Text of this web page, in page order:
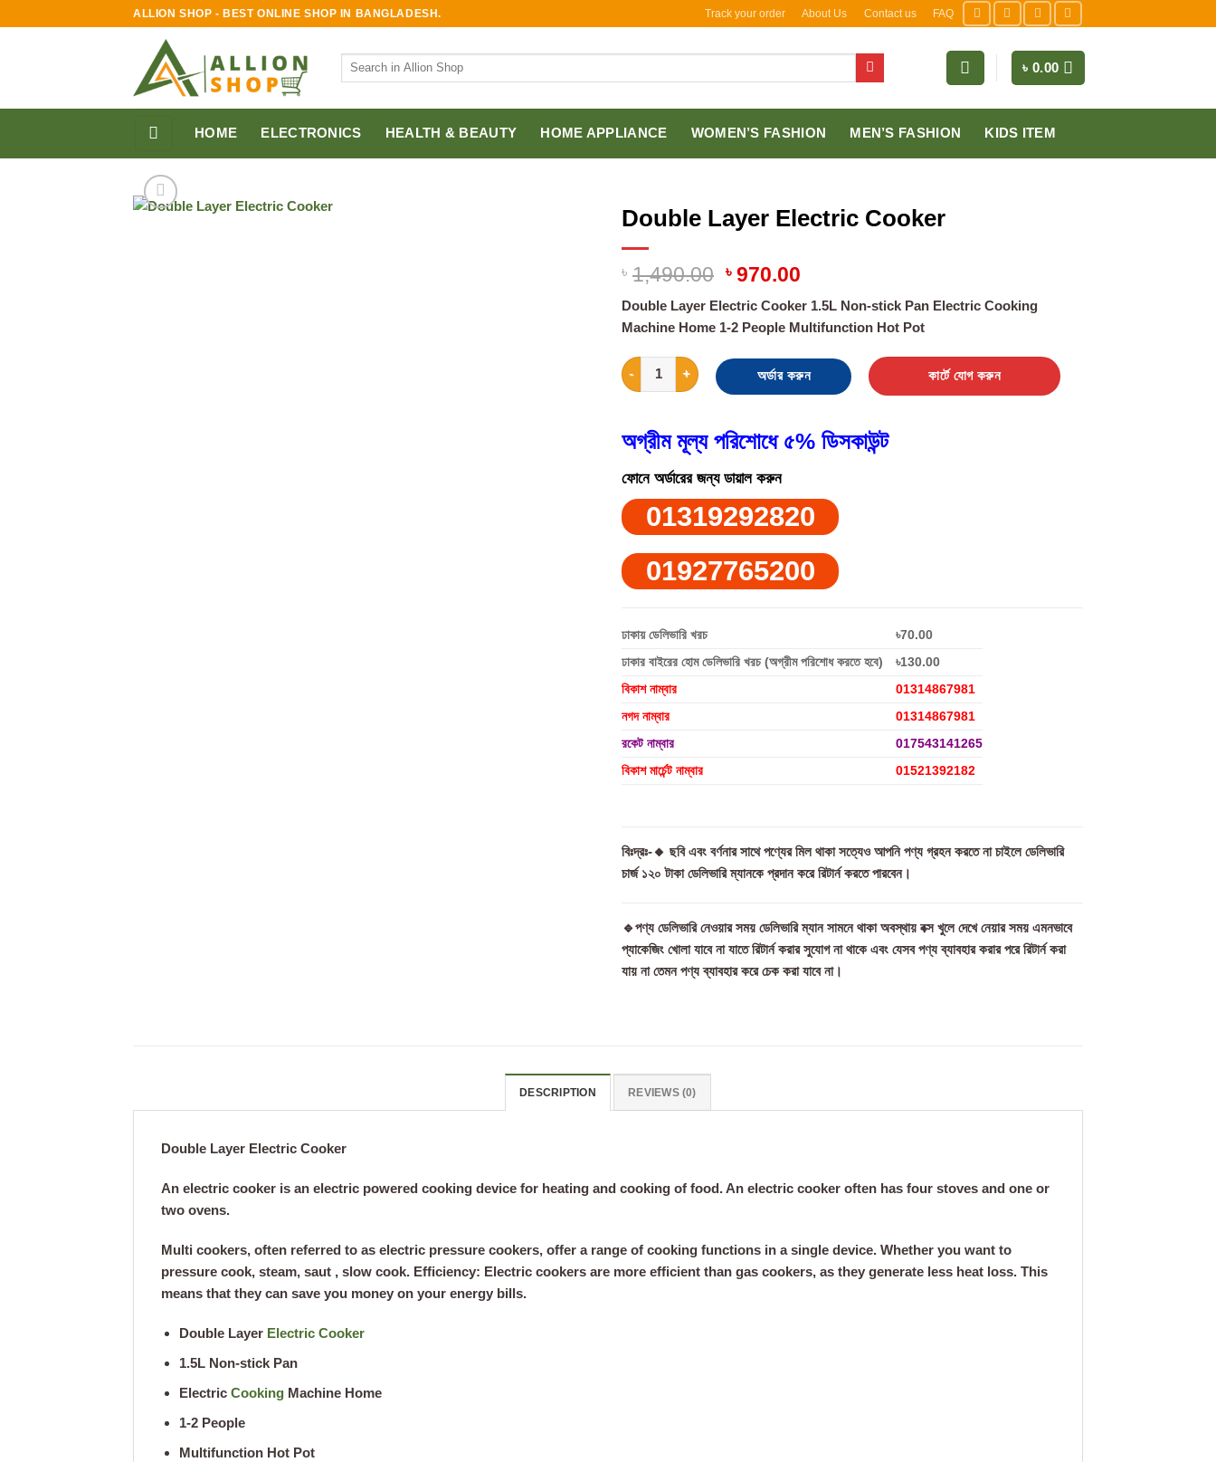
to
ALLION SHOP - BEST ONLINE SHOP IN BANGLADESH. Track your order About Us Contact us FAQ
Search
৳0.00
HOME ELECTRONICS HEALTH & BEAUTY HOME APPLIANCE WOMEN’S FASHION MEN’S FASHION KIDS ITEM
Double Layer Electric Cooker
৳ 1,490.00 ৳ 970.00
Double Layer Electric Cooker 1.5L Non-stick Pan Electric Cooking
Machine Home 1-2 People Multifunction Hot Pot
Double Layer Electric Cooker quantity
অর্ডার করুন কার্টে যোগ করুন
অগ্রীম মূল্য পরিশোধে ৫% ডিসকাউন্ট
ফোনে অর্ডারের জন্য ডায়াল করুন
01319292820
01927765200
ঢাকায় ডেলিভারি খরচ
৳70.00
ঢাকার বাইরের হোম ডেলিভারি খরচ (অগ্রীম পরিশোধ করতে হবে)
৳130.00
বিকাশ নাম্বার
01314867981
নগদ নাম্বার
01314867981
রকেট নাম্বার
017543141265
বিকাশ মার্চেন্ট নাম্বার
01521392182
বিঃদ্রঃ-🔸 ছবি এবং বর্ণনার সাথে পণ্যের মিল থাকা সত্যেও আপনি পণ্য গ্রহন করতে না চাইলে ডেলিভারি
চার্জ ১২০ টাকা ডেলিভারি ম্যানকে প্রদান করে রিটার্ন করতে পারবেন।
🔹পণ্য ডেলিভারি নেওয়ার সময় ডেলিভারি ম্যান সামনে থাকা অবস্থায় বক্স খুলে দেখে নেয়ার সময় এমনভাবে
প্যাকেজিং খোলা যাবে না যাতে রিটার্ন করার সুযোগ না থাকে এবং যেসব পণ্য ব্যাবহার করার পরে রিটার্ন করা
যায় না তেমন পণ্য ব্যাবহার করে চেক করা যাবে না।
DESCRIPTION REVIEWS (0)
Double Layer Electric Cooker
An electric cooker is an electric powered cooking device for heating and cooking of food. An electric cooker often has four stoves and one or
two ovens.
Multi cookers, often referred to as electric pressure cookers, offer a range of cooking functions in a single device. Whether you want to
pressure cook, steam, saut , slow cook. Efficiency: Electric cookers are more efficient than gas cookers, as they generate less heat loss. This
means that they can save you money on your energy bills.
Double Layer Electric Cooker
1.5L Non-stick Pan
Electric CookingMachine Home
1-2 People
Multifunction Hot Pot